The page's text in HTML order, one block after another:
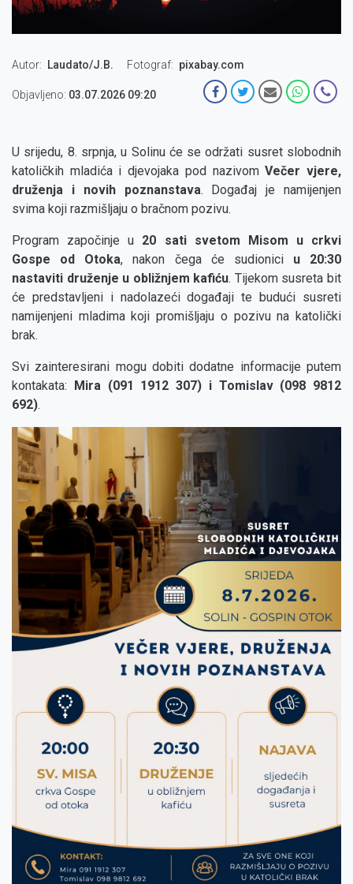
Autor Laudato/J.B. Fotograf pixabay.com
Objavljeno: 03.07.2026 09:20
U srijedu, 8. srpnja, u Solinu će se održati susret slobodnih
katoličkih mladića i djevojaka pod nazivomVečer vjere,
druženja i novih poznanstava. Događaj je namijenjen
svima koji razmišljaju o bračnom pozivu.
Program započinje u 20 sati svetom Misom u crkvi
Gospe od Otoka, nakon čega će sudionici u 20:30
nastaviti druženje u obližnjem kafiću. Tijekom susreta bit
će predstavljeni i nadolazeći događaji te budući susreti
namijenjeni mladima koji promišljaju o pozivu na katolički
brak.
Svi zainteresirani mogu dobiti dodatne informacije putem
kontakata:
Mira (091 1912 307) i Tomislav (098 9812
692).